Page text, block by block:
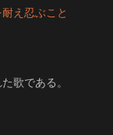
え忍ぶこと
歌である。